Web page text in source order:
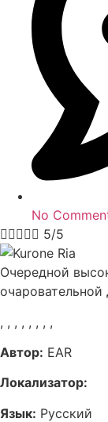
No
 5/5
Очередной
, , , , , , , ,
Автор: EAR
Локализатор:
Язык: Русский